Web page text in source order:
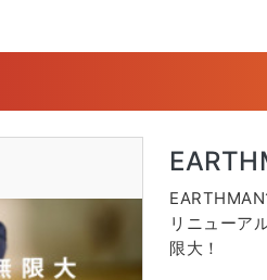
リニューア
限大！